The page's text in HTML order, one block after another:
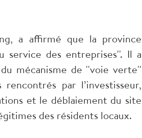
a affirmé que la province
service des entreprises''. Il a
mécanisme de ''voie verte''
par l’investisseur,
et le déblaiement du site
des résidents locaux.